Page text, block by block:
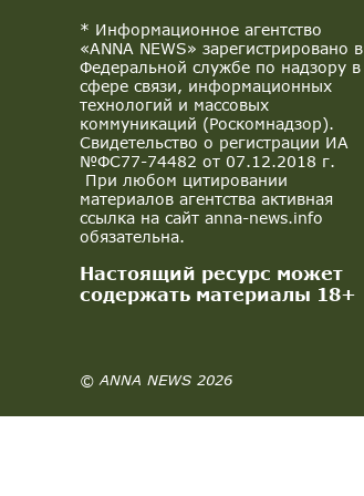
* Информационное агентство
«ANNA NEWS» зарегистрировано в
Федеральной службе по надзору в
сфере связи, информационных
технологий и массовых
коммуникаций (Роскомнадзор).
Свидетельство о регистрации ИА
№ФС77-74482 от 07.12.2018 г.
При любом цитировании
материалов агентства активная
ссылка на сайт anna-news.info
обязательна.
Настоящий ресурс может
содержать материалы 18+
© ANNA NEWS 2026